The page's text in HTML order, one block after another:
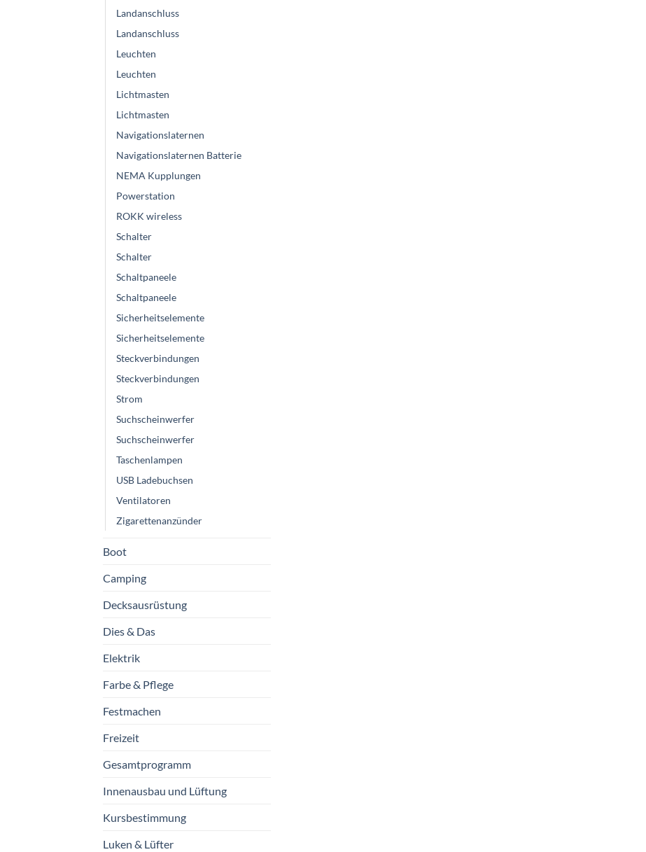
Landanschluss
Landanschluss
Leuchten
Leuchten
Lichtmasten
Lichtmasten
Navigationslaternen
Navigationslaternen Batterie
NEMA Kupplungen
Powerstation
ROKK wireless
Schalter
Schalter
Schaltpaneele
Schaltpaneele
Sicherheitselemente
Sicherheitselemente
Steckverbindungen
Steckverbindungen
Strom
Suchscheinwerfer
Suchscheinwerfer
Taschenlampen
USB Ladebuchsen
Ventilatoren
Zigarettenanzünder
Boot
Camping
Decksausrüstung
Dies & Das
Elektrik
Farbe & Pflege
Festmachen
Freizeit
Gesamtprogramm
Innenausbau und Lüftung
Kursbestimmung
Luken & Lüfter